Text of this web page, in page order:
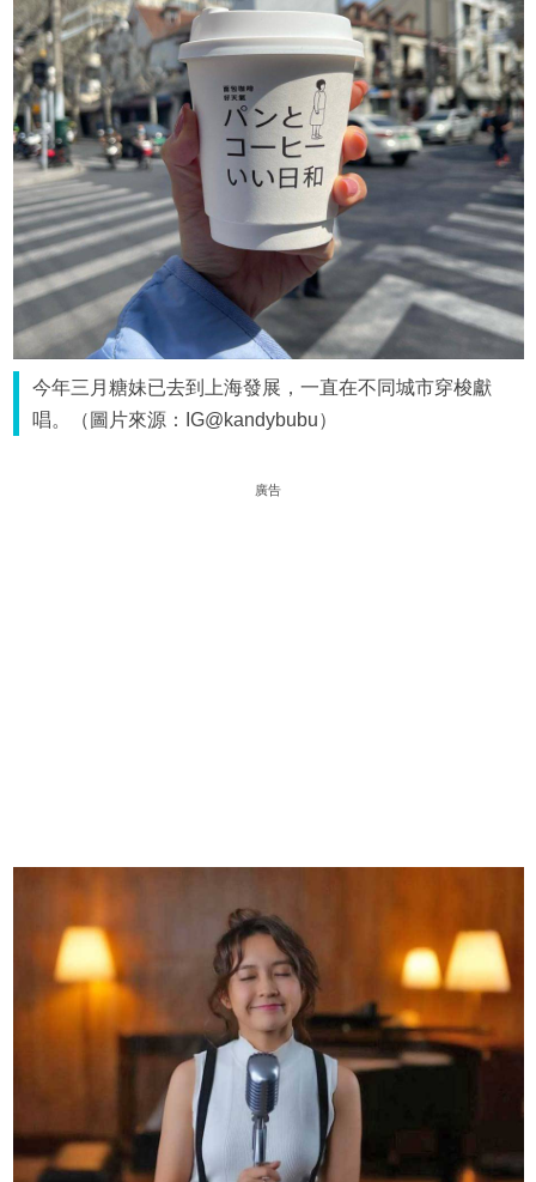
今年三月糖妹已去到上海發展，一直在不同城市穿梭獻
唱。（圖片來源：IG@kandybubu）
廣告